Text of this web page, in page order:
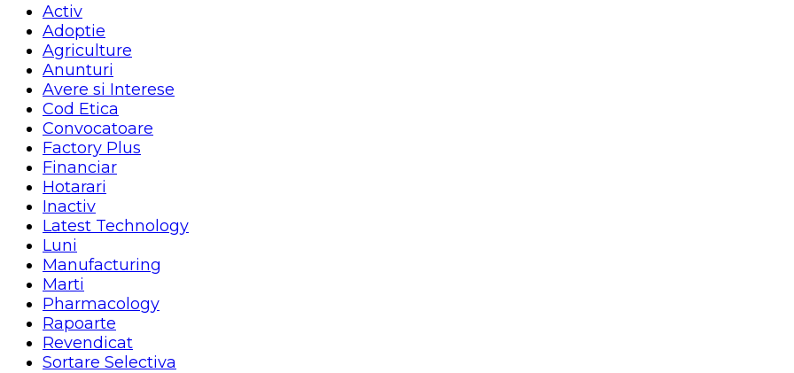
Activ
Adoptie
Agriculture
Anunturi
Avere si Interese
Cod Etica
Convocatoare
Factory Plus
Financiar
Hotarari
Inactiv
Latest Technology
Luni
Manufacturing
Marti
Pharmacology
Rapoarte
Revendicat
Sortare Selectiva